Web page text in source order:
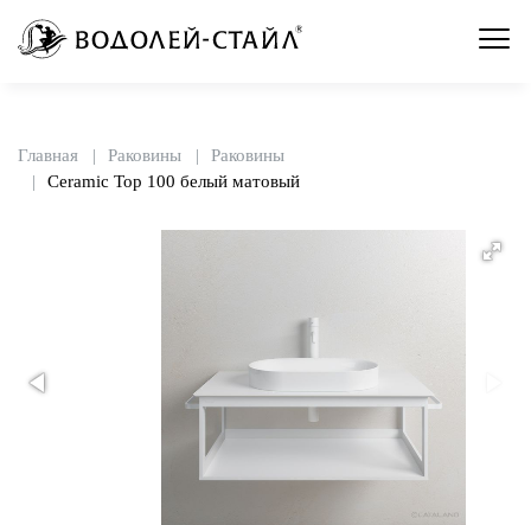
Главная Раковины
Раковины
Ceramic Top 100 белый матовый